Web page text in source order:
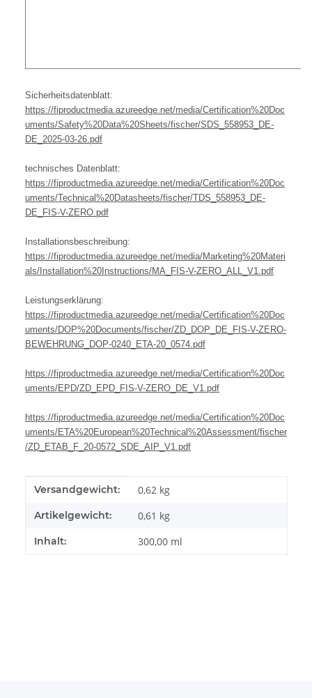
Sicherheitsdatenblatt:
https://fiproductmedia.azureedge.net/media/Certification%20Doc
uments/Safety%20Data%20Sheets/fischer/SDS_558953_DE-
DE_2025-03-26.pdf
technisches Datenblatt:
https://fiproductmedia.azureedge.net/media/Certification%20Doc
uments/Technical%20Datasheets/fischer/TDS_558953_DE-
DE_FIS-V-ZERO.pdf
Installationsbeschreibung:
https://fiproductmedia.azureedge.net/media/Marketing%20Materi
als/Installation%20Instructions/MA_FIS-V-ZERO_ALL_V1.pdf
Leistungserklärung:
https://fiproductmedia.azureedge.net/media/Certification%20Doc
uments/DOP%20Documents/fischer/ZD_DOP_DE_FIS-V-ZERO-
BEWEHRUNG_DOP-0240_ETA-20_0574.pdf
https://fiproductmedia.azureedge.net/media/Certification%20Doc
uments/EPD/ZD_EPD_FIS-V-ZERO_DE_V1.pdf
https://fiproductmedia.azureedge.net/media/Certification%20Doc
uments/ETA%20European%20Technical%20Assessment/fischer
/ZD_ETAB_F_20-0572_SDE_AIP_V1.pdf
Produkteigenschaft
Wert
Versandgewicht: 0,62 kg
Artikelgewicht: 0,61 kg
Inhalt: 300,00 ml